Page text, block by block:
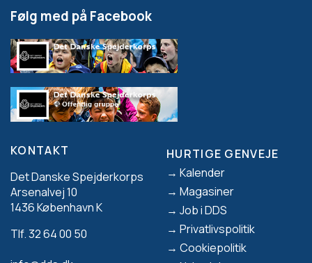
Følg med på Facebook
KONTAKT
Det Danske Spejderkorps
Arsenalvej 10
1436 København K
Tlf. 32 64 00 50
Footer
HURTIGE GENVEJE
Kalender
Magasiner
Job i DDS
Privatlivspolitik
Cookiepolitik